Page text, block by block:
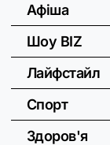
Афіша
Шоу BIZ
Лайфстайл
Спорт
Здоров'я